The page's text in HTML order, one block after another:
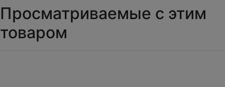
Просматриваемые с этим
товаром